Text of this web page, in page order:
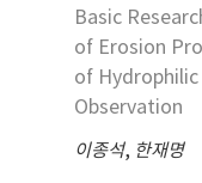
Basic
of Erosion
of Hydrophilic
Observation
이종석, 한재명